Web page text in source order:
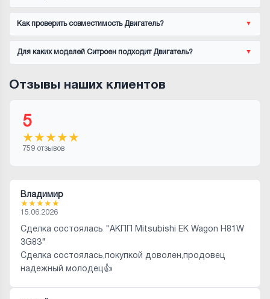
Как проверить совместимость Двигатель?
Для каких моделей Ситроен подходит Двигатель?
Отзывы наших клиентов
5
★★★★★
759 отзывов
Владимир
★★★★★
15.06.2026
Сделка состоялась "АКПП Mitsubishi EK Wagon H81W
3G83"
Сделка состоялась,покупкой доволен,продовец
надежный молодец👍